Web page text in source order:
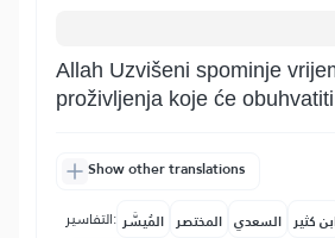
Allah Uzvišeni spominje
proživljenja koje će
Show other translations
التفاسير: المُيسَّر المختصر السعدي كثير